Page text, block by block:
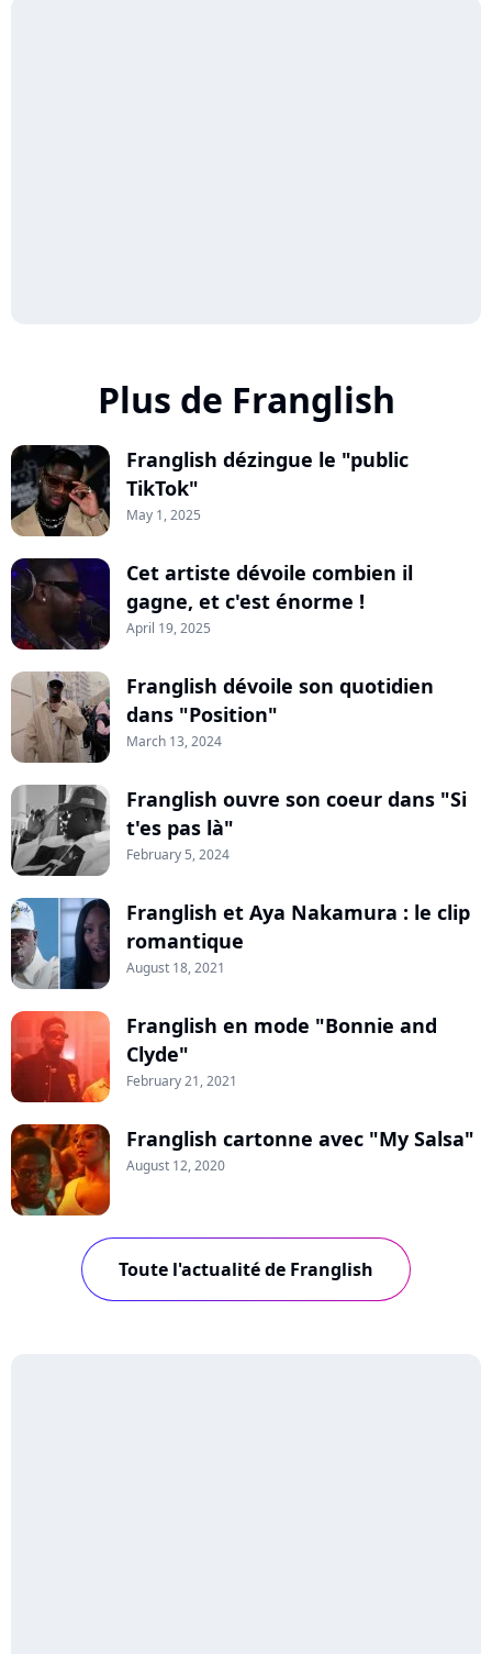
Plus de Franglish
Franglish dézingue le "public
TikTok"
May 1, 2025
Cet artiste dévoile combien il
gagne, et c'est énorme !
April 19, 2025
Franglish dévoile son quotidien
dans "Position"
March 13, 2024
Franglish ouvre son coeur dans "Si
t'es pas là"
February 5, 2024
Franglish et Aya Nakamura : le clip
romantique
August 18, 2021
Franglish en mode "Bonnie and
Clyde"
February 21, 2021
Franglish cartonne avec "My Salsa"
August 12, 2020
Toute l'actualité de Franglish